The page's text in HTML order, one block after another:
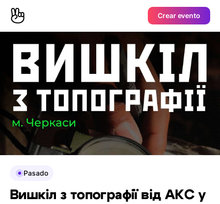
Crear evento
Pasado
Вишкіл з топографії від АКС у